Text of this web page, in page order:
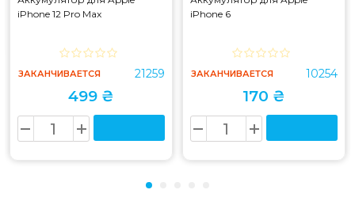
iPhone 12 Pro Max
ЗАКАНЧИВАЕТСЯ 21259
499 ₴
iPhone 6
ЗАКАНЧИВАЕТСЯ 10254
170 ₴